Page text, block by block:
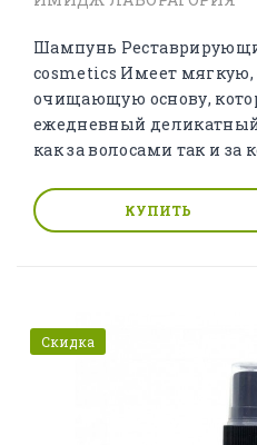
Шампунь
cosmetics Имеет мягкую,
очищающую основу,
ежедневный
как за волосами так и за
КУПИТЬ
Скидка